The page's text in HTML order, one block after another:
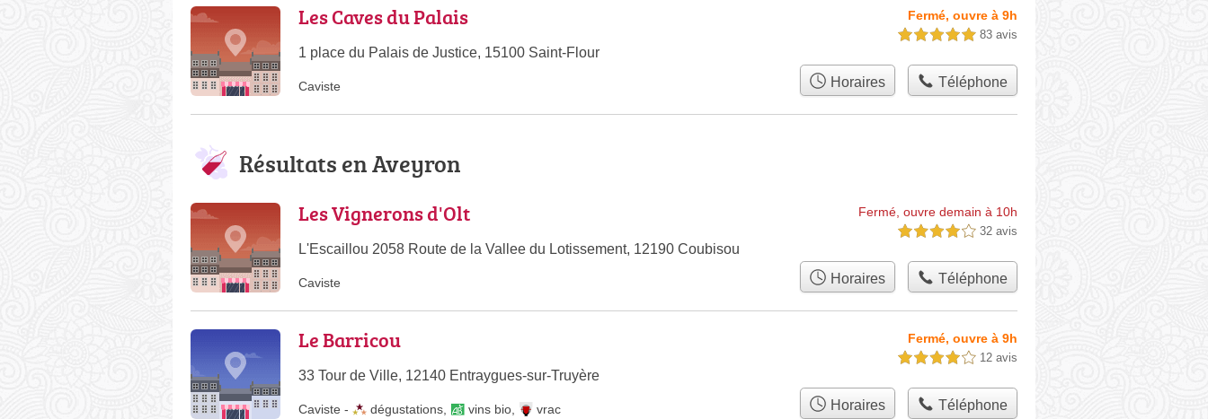
Les Caves du Palais
1 place du Palais de Justice, 15100 Saint-Flour
Fermé, ouvre à 9h
5,0 étoiles sur 5 83 avis
Caviste Horaires Téléphone
Résultats en Aveyron
Les Vignerons d'Olt
L'Escaillou 2058 Route de la Vallee du Lotissement, 12190 Coubisou
Fermé, ouvre demain à 10h
4,0 étoiles sur 5 32 avis
Caviste Horaires Téléphone
Le Barricou
33 Tour de Ville, 12140 Entraygues-sur-Truyère
Fermé, ouvre à 9h
4,0 étoiles sur 5 12 avis
Caviste - dégustations vins bio vrac Horaires Téléphone